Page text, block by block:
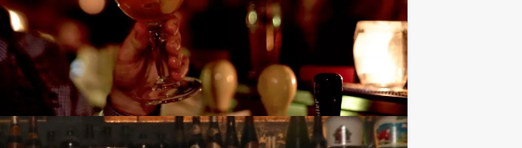
de kennis van uw gezelschap. Wie van u weet het meeste over
Favoriet